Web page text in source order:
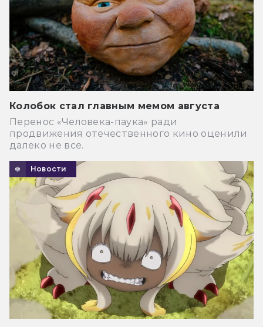
Колобок стал главным мемом августа
Перенос «Человека-паука» ради
продвижения отечественного кино оценили
далеко не все.
Новости